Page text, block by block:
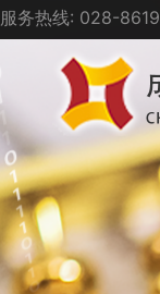
服务热线: 028-